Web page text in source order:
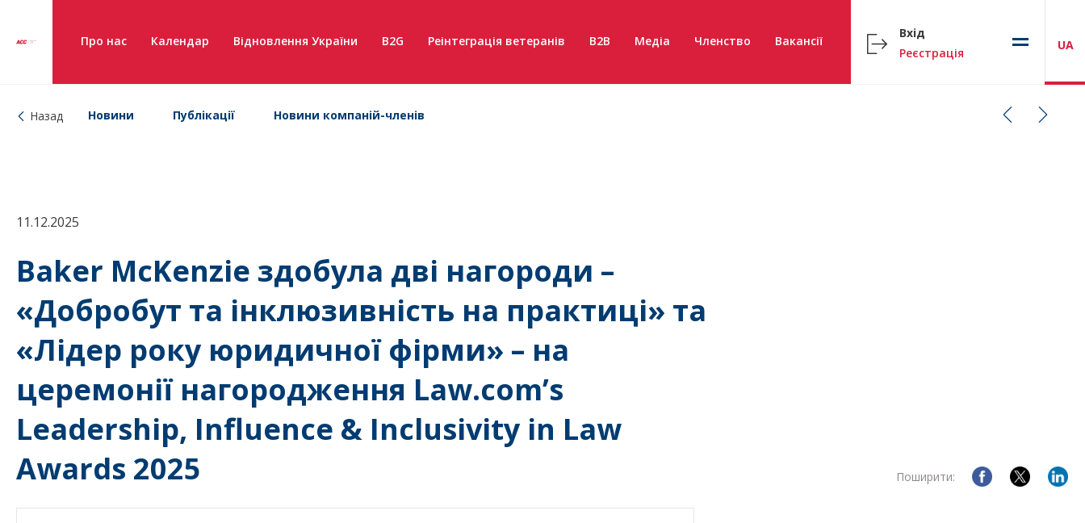
Про нас Календар Відновлення України B2G Реінтеграція ветеранів B2B Медіа Членство Вакансії
Вхід
Реєстрація
UA
Назад Новини Публікації Новини компаній-членів
11.12.2025
Baker McKenzie здобула дві нагороди –
«Добробут та інклюзивність на практиці» та
«Лідер року юридичної фірми» – на
церемонії нагородження Law.com’s
Leadership, Influence & Inclusivity in Law
Awards 2025
Поширити: